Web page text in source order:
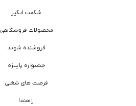
شگفت انگیز
محصولات فروشگاهی
فروشنده شوید
جشنواره پاییزه
فرصت های شغلی
راهنما